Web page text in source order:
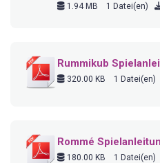
1.94 MB 1 Datei(en)
Rummikub
320.00 KB 1 Datei(en)
Rommé
180.00 KB 1 Datei(en)